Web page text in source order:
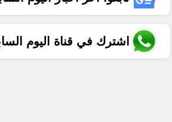
اشترك في قناة اليوم